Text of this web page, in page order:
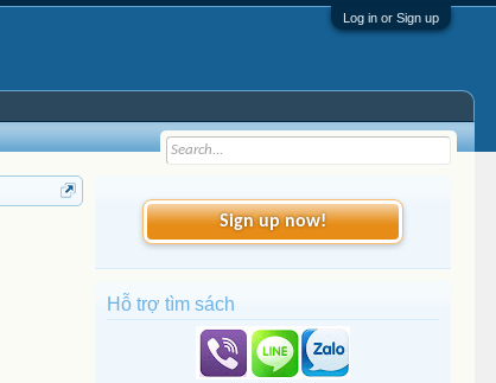
Log in or Sign up
Sign up now!
Hỗ trợ tìm sách